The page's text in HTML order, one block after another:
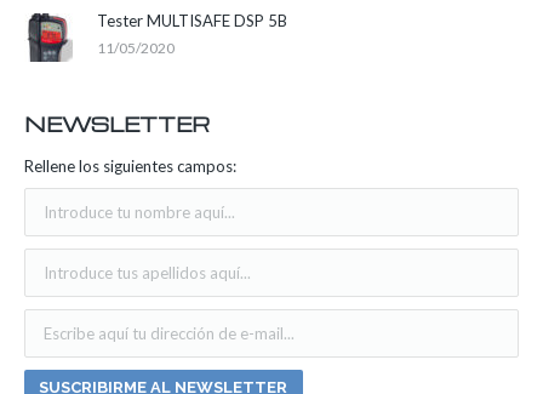
Tester MULTISAFE DSP 5B
11/05/2020
NEWSLETTER
Rellene los siguientes campos: